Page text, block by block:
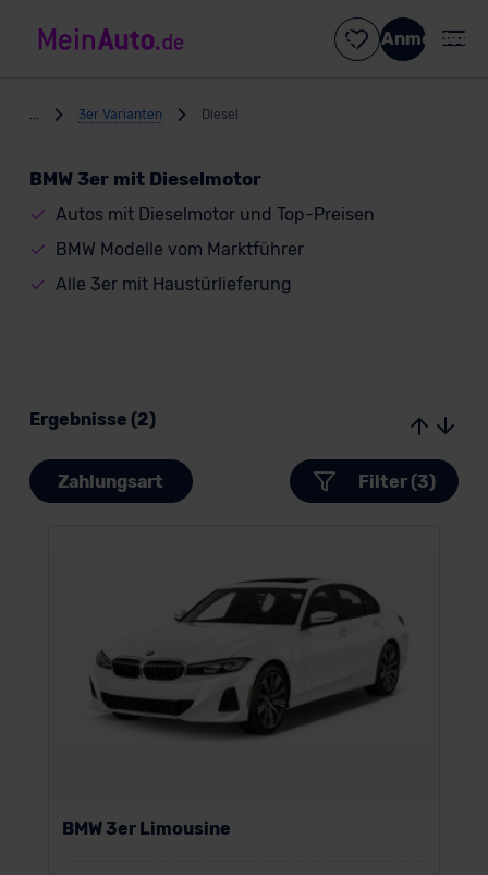
Anmelden
3er Varianten Diesel
BMW 3er mit Dieselmotor
Autos mit Dieselmotor und Top-Preisen
BMW Modelle vom Marktführer
Alle 3er mit Haustürlieferung
Ergebnisse (2)
Zahlungsart Filter (3)
BMW 3er Limousine